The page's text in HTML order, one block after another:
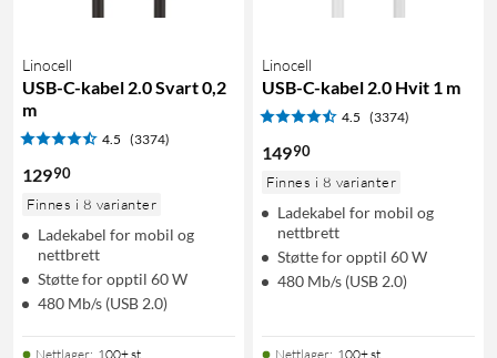
Linocell
USB-C-kabel 2.0 Svart 0,2
m
4.5 (3374)
12990
Finnes i 8 varianter
Ladekabel for mobil og
nettbrett
Støtte for opptil 60 W
480 Mb/s (USB 2.0)
Nettlager: 100+ st
Linocell
USB-C-kabel 2.0 Hvit 1 m
4.5 (3374)
14990
Finnes i 8 varianter
Ladekabel for mobil og
nettbrett
Støtte for opptil 60 W
480 Mb/s (USB 2.0)
Nettlager: 100+ st